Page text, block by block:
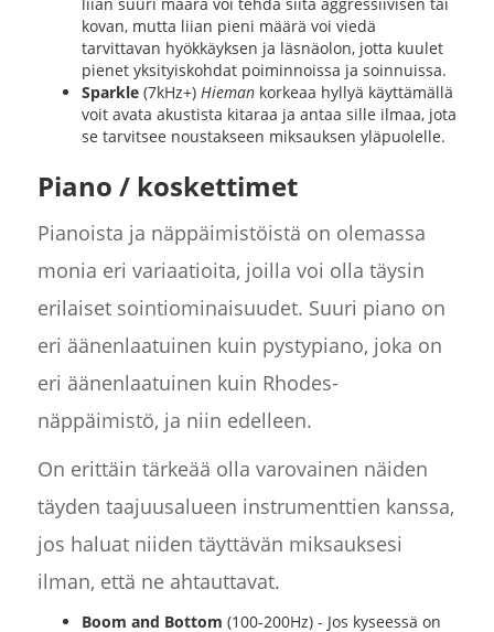
kovan, mutta liian pieni määrä voi viedä
tarvittavan hyökkäyksen ja läsnäolon, jotta kuulet
pienet yksityiskohdat poiminnoissa ja soinnuissa.
Sparkle(7kHz+) Hiemankorkeaa hyllyä käyttämällä
voit avata akustista kitaraa ja antaa sille ilmaa, jota
se tarvitsee noustakseen miksauksen yläpuolelle.
Piano / koskettimet
Pianoista ja näppäimistöistä on olemassa
monia eri variaatioita, joilla voi olla täysin
erilaiset sointiominaisuudet. Suuri piano on
eri äänenlaatuinen kuin pystypiano, joka on
eri äänenlaatuinen kuin Rhodes-
näppäimistö, ja niin edelleen.
On erittäin tärkeää olla varovainen näiden
täyden taajuusalueen instrumenttien kanssa,
jos haluat niiden täyttävän miksauksesi
ilman, että ne ahtauttavat.
Boom and Bottom (100-200Hz) - Jos kyseessä on